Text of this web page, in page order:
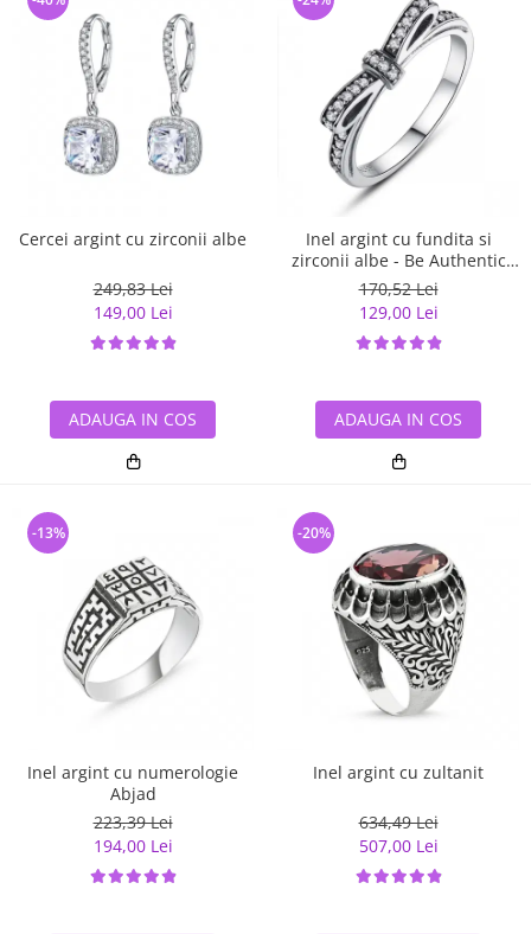
Cercei argint cu zirconii albe
249,83 Lei
149,00 Lei
ADAUGA IN COS
Inel argint cu fundita si
zirconii albe - Be Authentic
IST0007
170,52 Lei
129,00 Lei
ADAUGA IN COS
Inel argint cu numerologie
Abjad
223,39 Lei
194,00 Lei
-13%
Inel argint cu zultanit
634,49 Lei
507,00 Lei
-20%